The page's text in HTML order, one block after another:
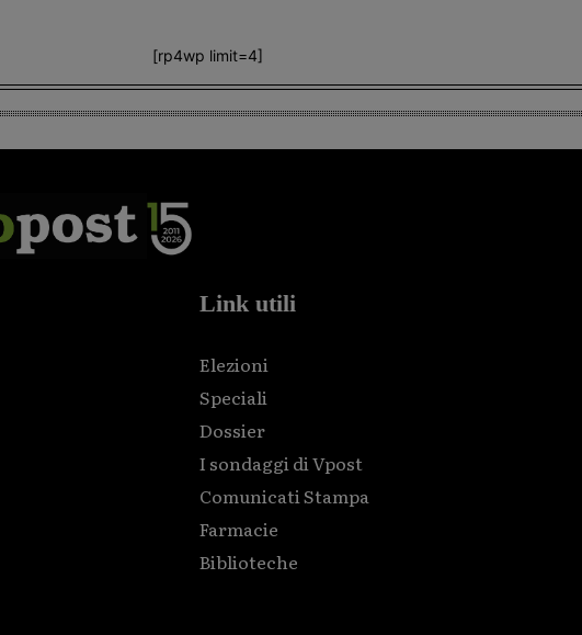
[rp4wp limit=4]
Link utili
Elezioni
Speciali
Dossier
I sondaggi di Vpost
Comunicati Stampa
Farmacie
Biblioteche